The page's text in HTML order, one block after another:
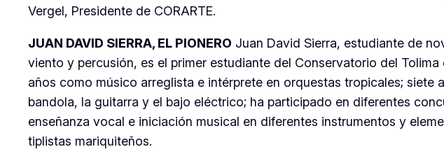
Vergel, Presidente de CORARTE.
JUAN DAVID SIERRA, EL PIONERO Juan David Sierra, estudiante de
viento y percusión, es el primer estudiante del Conservatorio del
años como músico arreglista e intérprete en orquestas tropicales;
bandola, la guitarra y el bajo eléctrico; ha participado en diferentes
enseñanza vocal e iniciación musical en diferentes instrumentos y
tiplistas mariquiteños.